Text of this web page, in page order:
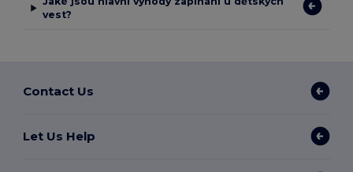
vest?
Contact Us
Let Us Help